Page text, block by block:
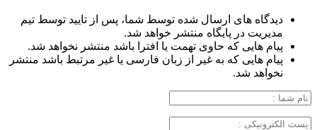
دیدگاه های ارسال شده توسط شما، پس از تایید توسط تیم
مدیریت در پایگاه منتشر خواهد شد.
پیام هایی که حاوی تهمت یا افترا باشد منتشر نخواهد شد.
پیام هایی که به غیر از زبان فارسی یا غیر مرتبط باشد منتشر
نخواهد شد.